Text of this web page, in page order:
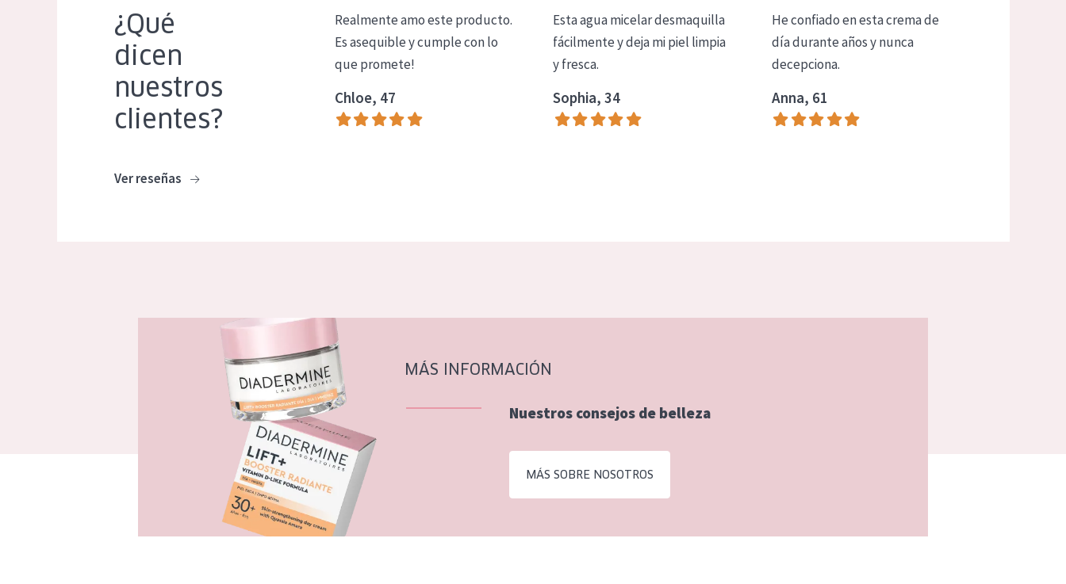
¿Qué
dicen
nuestros
clientes?
Ver reseñas
Realmente amo este producto.
Es asequible y cumple con lo
que promete!
Chloe, 47
Esta agua micelar desmaquilla
fácilmente y deja mi piel limpia
y fresca.
Sophia, 34
He confiado en esta crema de
día durante años y nunca
decepciona.
Anna, 61
MÁS INFORMACIÓN
Nuestros consejos de belleza
MÁS SOBRE NOSOTROS